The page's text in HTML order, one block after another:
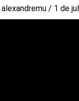
alexandremu / 1 de